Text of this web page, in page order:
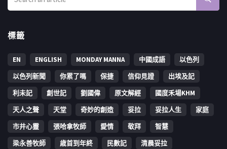
標籤
EN ENGLISH MONDAY MANNA 中國成語
以色列
以色列新聞
你累了嗎 保捷 信仰見證
出埃及記
利未記
創世記 劉國偉 原文解經
國度禾場KHM
天人之聲
天堂 奇妙的創造 妥拉 妥拉人生
家庭
市井心靈
張哈拿牧師 愛情 敬拜
智慧
梁永善牧師
歳首到年終 民數記
清晨妥拉